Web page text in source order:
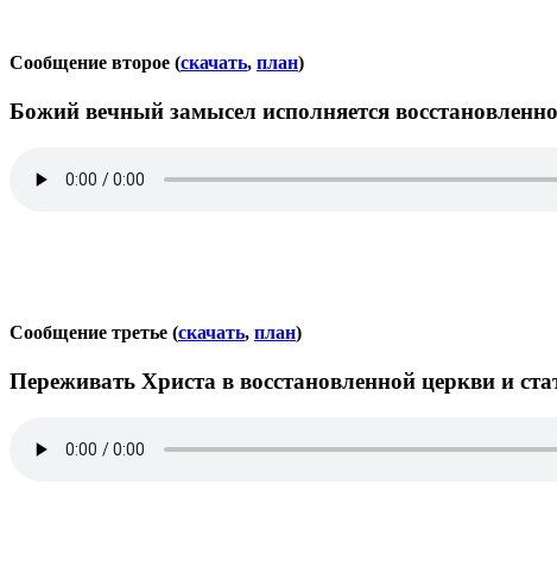
Сообщение второе (скачать, план)
Божий вечный замысел исполняется
Сообщение третье (скачать, план)
Переживать Христа в восстановленной церкви и